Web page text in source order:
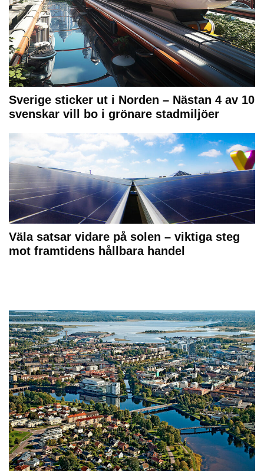
Sverige sticker ut i Norden – Nästan 4 av 10
svenskar vill bo i grönare stadmiljöer
Väla satsar vidare på solen – viktiga steg
mot framtidens hållbara handel